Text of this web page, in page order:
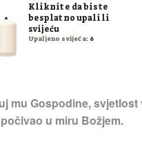
Kliknite da biste
besplatno upalili
svijeću
Upaljeno svijeća: 6
mu Gospodine, svjetlost
u miru Božjem.